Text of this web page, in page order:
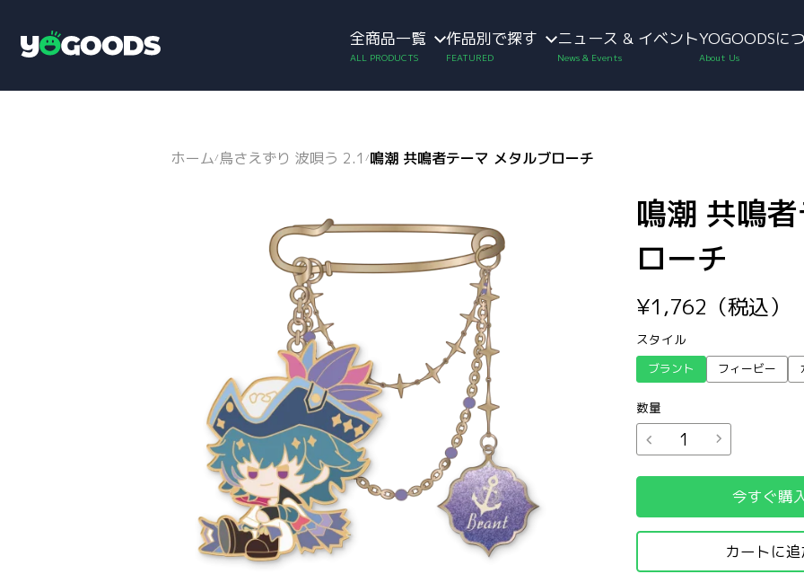
全商品一覧 作品別で探す ニュース & イベントYOGOODSに
ホーム/鳥さえずり 波唄う 2.1/鳴潮 共鳴者テーマ メタルブローチ
鳴潮 共鳴
ローチ
¥1,762 （税込）
スタイル
ブラント フィービー
数量
今すぐ購
カートに